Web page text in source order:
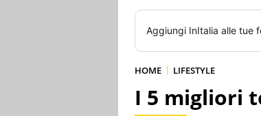
Aggiungi InItalia alle tue
HOME LIFESTYLE
I 5 migliori